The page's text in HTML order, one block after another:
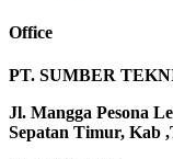
Office
PT. SUMBER
Jl. Mangga Pesona
Sepatan Timur, Kab